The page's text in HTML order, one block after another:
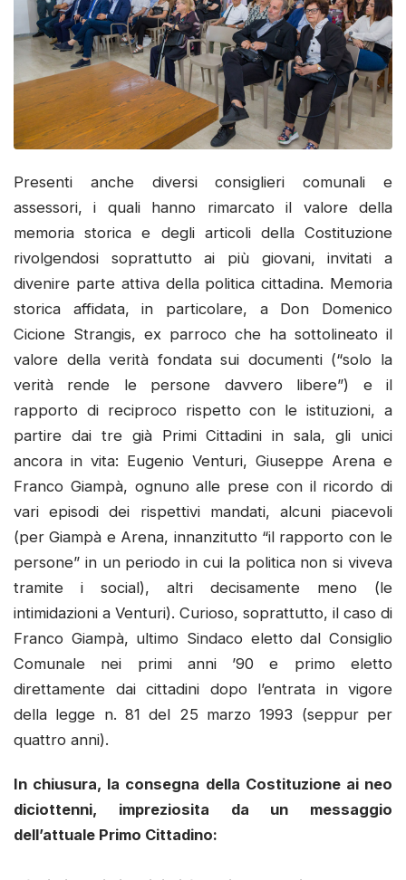
Presenti anche diversi consiglieri comunali e
assessori, i quali hanno rimarcato il valore della
memoria storica e degli articoli della Costituzione
rivolgendosi soprattutto ai più giovani, invitati a
divenire parte attiva della politica cittadina. Memoria
storica affidata, in particolare, a Don Domenico
Cicione Strangis, ex parroco che ha sottolineato il
valore della verità fondata sui documenti (“solo la
verità rende le persone davvero libere”) e il
rapporto di reciproco rispetto con le istituzioni, a
partire dai tre già Primi Cittadini in sala, gli unici
ancora in vita: Eugenio Venturi, Giuseppe Arena e
Franco Giampà, ognuno alle prese con il ricordo di
vari episodi dei rispettivi mandati, alcuni piacevoli
(per Giampà e Arena, innanzitutto “il rapporto con le
persone” in un periodo in cui la politica non si viveva
tramite i social), altri decisamente meno (le
intimidazioni a Venturi). Curioso, soprattutto, il caso di
Franco Giampà, ultimo Sindaco eletto dal Consiglio
Comunale nei primi anni ’90 e primo eletto
direttamente dai cittadini dopo l’entrata in vigore
della legge n. 81 del 25 marzo 1993 (seppur per
quattro anni).
In chiusura, la consegna della Costituzione ai neo
diciottenni, impreziosita da un messaggio
dell’attuale Primo Cittadino: